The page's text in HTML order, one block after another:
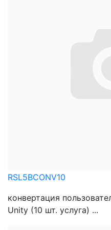
RSL5BCONV10
конвертация
Unity (10 шт. услуга) ...